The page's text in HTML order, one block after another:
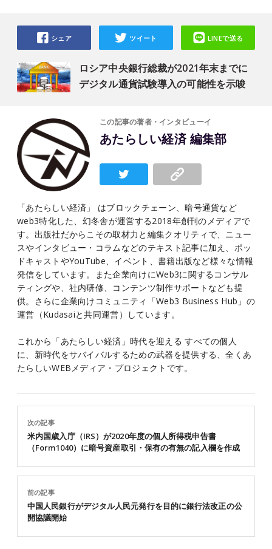
ロシア中央銀行総裁が2021年末までに
デジタル通貨試験導入の可能性を示唆
シェア ツイート LINEで送る
この記事の著者・インタビューイ
あたらしい経済 編集部
「あたらしい経済」 はブロックチェーン、暗号通貨など
web3特化した、幻冬舎が運営する2018年創刊のメディアで
す。出版社だからこその取材力と編集クオリティで、ニュー
スやインタビュー・コラムなどのテキスト記事に加え、ポッ
ドキャストやYouTube、イベント、書籍出版など様々な情報
発信をしています。また企業向けにWeb3に関するコンサル
ティングや、社内研修、コンテンツ制作サポートなども提
供。さらに企業向けコミュニティ「Web3 Business Hub」の
運営（Kudasaiと共同運営）しています。
これから「あたらしい経済」時代を迎える すべての個人
に、新時代をサバイバルするための武器を提供する、全くあ
たらしいWEBメディア・プロジェクトです。
前の記事
中国人民銀行がデジタル人民元発行を目的に銀行法改正の公
開協議開始
次の記事
米内国歳入庁（IRS）が2020年度の個人所得税申告書
（Form1040）に暗号資産取引・保有の有無の記入欄を作成